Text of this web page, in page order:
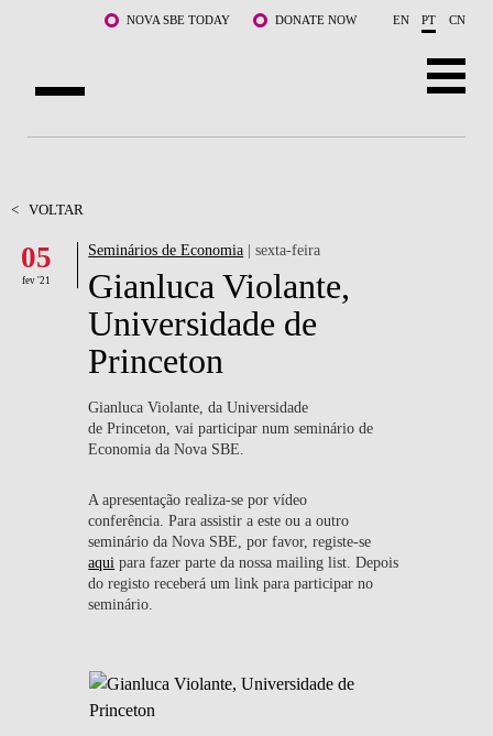
Saltar para o conteúdo principalNOVA SBE TODAY DONATE NOW EN PT CN
DOCENTES E INVESTIGAÇÃO
COMUNIDADE
LIFE AT NOVA SBE
WHAT'S HAPPENING
< VOLTAR
05
fev '21
Seminários de Economia | sexta-feira
Gianluca Violante,
Universidade de
Princeton
Gianluca Violante, da Universidade
de Princeton, vai participar num seminário de
Economia da Nova SBE.
A apresentação realiza-se por vídeo
conferência. Para assistir a este ou a outro
seminário da Nova SBE, por favor, registe-se
aqui para fazer parte da nossa mailing list. Depois
do registo receberá um link para participar no
seminário.